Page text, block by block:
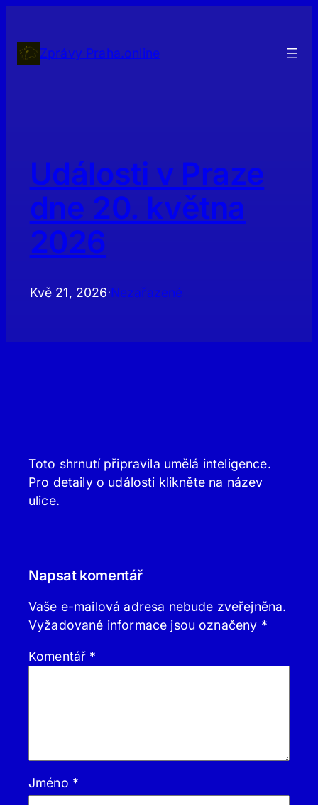
obsahZprávy Praha.online
Události v Praze
dne 20. května
2026
Kvě 21, 2026 ·Nezařazené
Toto shrnutí připravila umělá inteligence.
Pro detaily o události klikněte na název
ulice.
Napsat komentář
Vaše e-mailová adresa nebude zveřejněna.
Vyžadované informace jsou označeny *
Komentář *
Jméno *